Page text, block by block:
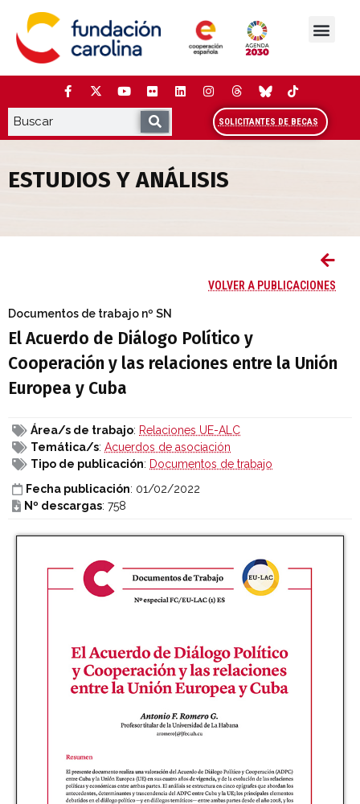
contenido
SOLICITANTES DE BECAS
ESTUDIOS Y ANÁLISIS
VOLVER A PUBLICACIONES
Documentos de trabajo nº SN
El Acuerdo de Diálogo Político y
Cooperación y las relaciones entre la Unión
Europea y Cuba
Área/s de trabajo: Relaciones UE-ALC
Temática/s: Acuerdos de asociación
Tipo de publicación: Documentos de trabajo
Fecha publicación: 01/02/2022
Nº descargas: 758